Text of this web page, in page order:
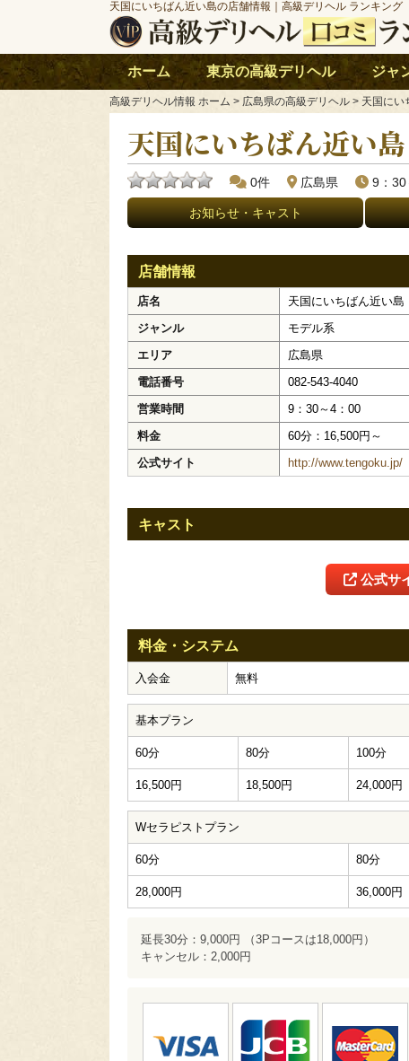
天国にいちばん近い島の店舗情報｜高級デリヘル ランキング
ホーム 東京の高級デリヘル ジャ
高級デリヘル情報 ホーム > 広島県の高級デリヘル > 天国にい
天国にいちばん近い島
0件 広島県 9：
お知らせ・キャスト
店舗情報
店名
天国にいちばん近い島
ジャンル
モデル系
エリア
広島県
電話番号
082-543-4040
営業時間
9：30～4：00
料金
60分：16,500円～
公式サイト
http://www.tengoku.jp/
キャスト
公式サ
料金・システム
入会金 無料
基本プラン
60分 80分 100分
16,500円 18,500円 24,000円
Wセラピストプラン
60分 80分
28,000円 36,000円
延長30分：9,000円 （3Pコースは18,000円）
キャンセル：2,000円